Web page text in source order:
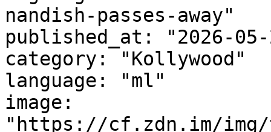
nandish-passes-away"
published_at: "2026-05-
category: "Kollywood"
language: "ml"
image:
"https://cf.zdn.im/img/